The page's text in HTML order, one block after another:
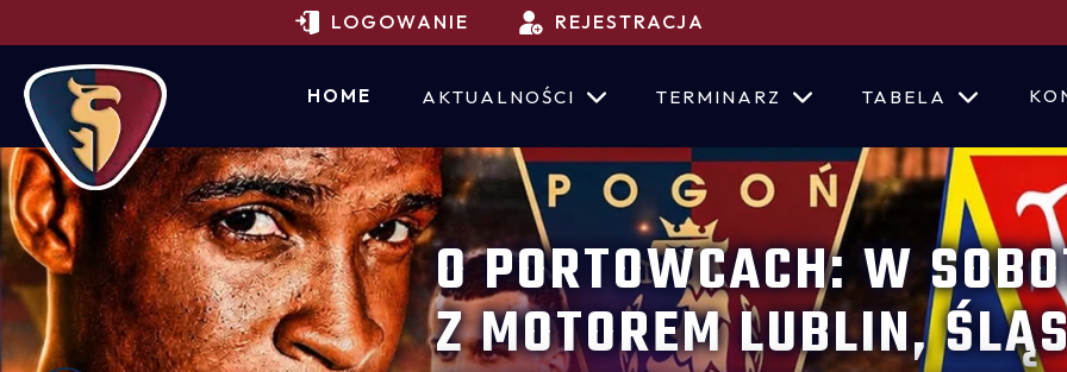
LOGOWANIE REJESTRACJA
HOME AKTUALNOŚCI TERMINARZ TABELA
O PORTOWCACH: W
Z MOTOREM LUBLIN,